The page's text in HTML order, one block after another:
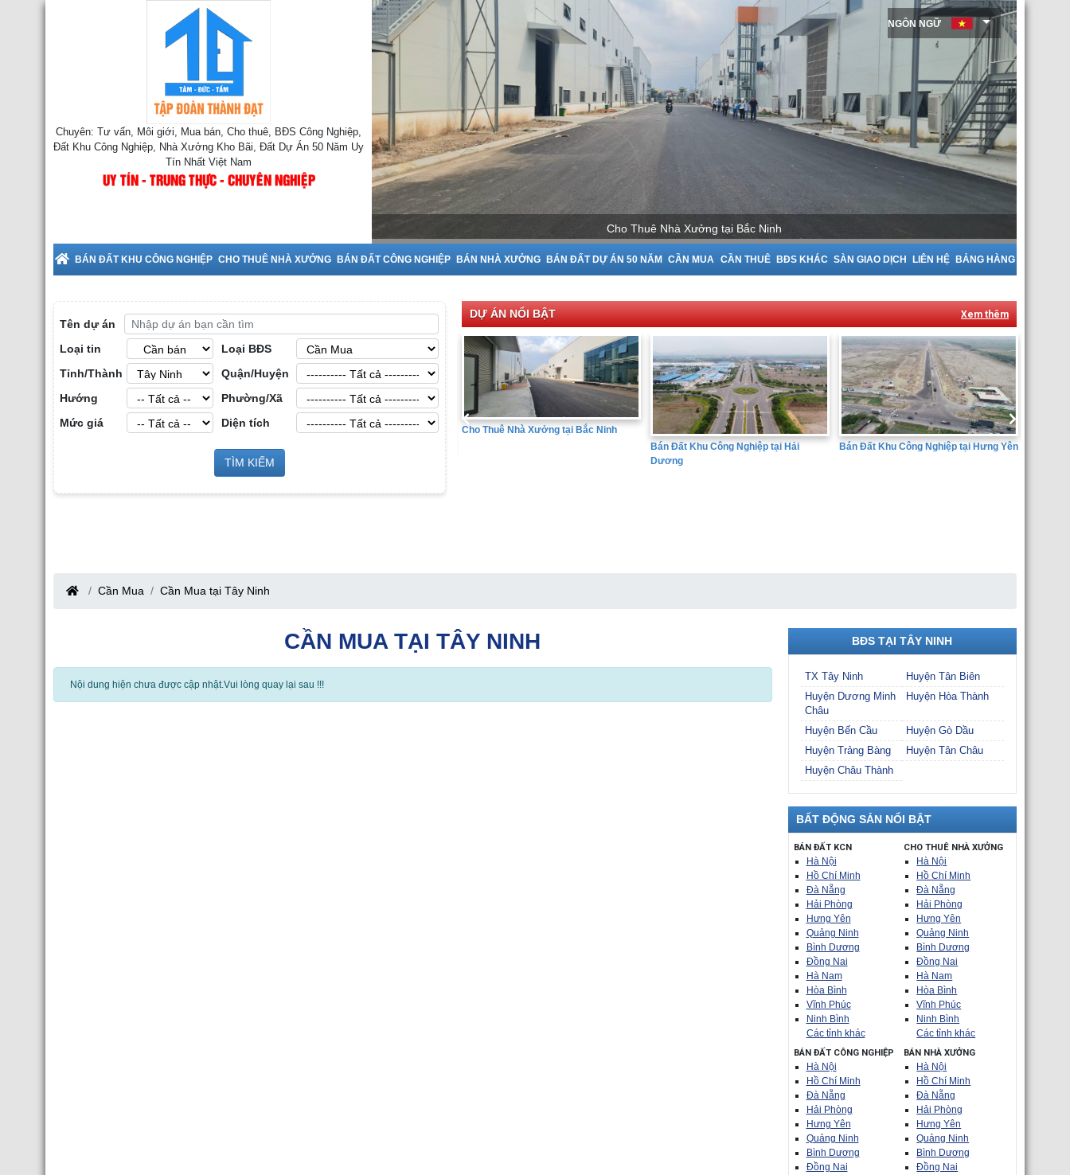
Chuyên: Tư vấn, Môi giới, Mua bán, Cho thuê, BĐS Công Nghiệp,
Đất Khu Công Nghiệp, Nhà Xưởng Kho Bãi, Đất Dự Án 50 Năm Uy
Tín Nhất Việt Nam
UY TÍN - TRUNG THỰC - CHUYÊN NGHIỆP
Cho Thuê Nhà Xưởng tại Bắc Ninh
BÁN ĐẤT KHU CÔNG NGHIỆP CHO THUÊ NHÀ XƯỞNG BÁN ĐẤT CÔNG NGHIỆP BÁN NHÀ XƯỞNG BÁN ĐẤT DỰ ÁN 50 NĂM CẦN MUA CẦN THUÊ BĐS KHÁC SÀN GIAO DỊCH LIÊN HỆ BẢNG HÀNG
NGÔN NGỮ
Tên dự án
Loại tin
Loại BĐS
Tỉnh/Thành
Quận/Huyện
Hướng
Phường/Xã
Mức giá
Diện tích
TÌM KIẾM
DỰ ÁN NỔI BẬT Xem thêm
Sàn Môi Giới Bất Động Sản Công
Nghiệp tại Tỉnh Bắc Giang
Bắc Giang
Cho Thuê Nhà Xưởng tại Hưng Yên
Cho Thuê Nhà Xưởng tại Bắc Ninh
Bán Đất Khu Công Nghiệp tại Hải
Bán Đất Khu Công Nghiệp tại Hưng Yên
Cần Mua Cần Mua tại Tây Ninh
CẦN MUA TẠI TÂY NINH
Nội dung hiện chưa được cập nhật.Vui lòng quay lại sau !!!
BĐS TẠI TÂY NINH
TX Tây Ninh
Huyện Tân Biên
Huyện Dương Minh
Châu
Huyện Hòa Thành
Huyện Bến Cầu
Huyện Gò Dầu
Huyện Trảng Bàng
Huyện Tân Châu
Huyện Châu Thành
BẤT ĐỘNG SẢN NỔI BẬT
BÁN ĐẤT KCN
Hà Nội
Hồ Chí Minh
Đà Nẵng
Hải Phòng
Hưng Yên
Quảng Ninh
Bình Dương
Đồng Nai
Hà Nam
Hòa Bình
Vĩnh Phúc
Ninh Bình
Các tỉnh khác
CHO THUÊ NHÀ XƯỞNG
Hà Nội
Hồ Chí Minh
Đà Nẵng
Hải Phòng
Hưng Yên
Quảng Ninh
Bình Dương
Đồng Nai
Hà Nam
Hòa Bình
Vĩnh Phúc
Ninh Bình
Các tỉnh khác
BÁN ĐẤT CÔNG NGHIỆP
Hà Nội
Hồ Chí Minh
Đà Nẵng
Hải Phòng
Hưng Yên
Quảng Ninh
Bình Dương
Đồng Nai
BÁN NHÀ XƯỞNG
Hà Nội
Hồ Chí Minh
Đà Nẵng
Hải Phòng
Hưng Yên
Quảng Ninh
Bình Dương
Đồng Nai